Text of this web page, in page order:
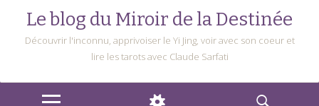
Le blog du Miroir de la Destinée
Découvrir l'inconnu, apprivoiser le Yi Jing, voir avec son coeur et
lire les tarots avec Claude Sarfati
MENU
WIDGETS
RECHERCHE